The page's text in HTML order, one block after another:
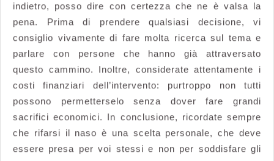
indietro, posso dire con certezza che ne è valsa la
pena. Prima di prendere qualsiasi decisione, vi
consiglio vivamente di fare molta ricerca sul tema e
parlare con persone che hanno già attraversato
questo cammino. Inoltre, considerate attentamente i
costi finanziari dell’intervento: purtroppo non tutti
possono permetterselo senza dover fare grandi
sacrifici economici. In conclusione, ricordate sempre
che rifarsi il naso è una scelta personale, che deve
essere presa per voi stessi e non per soddisfare gli